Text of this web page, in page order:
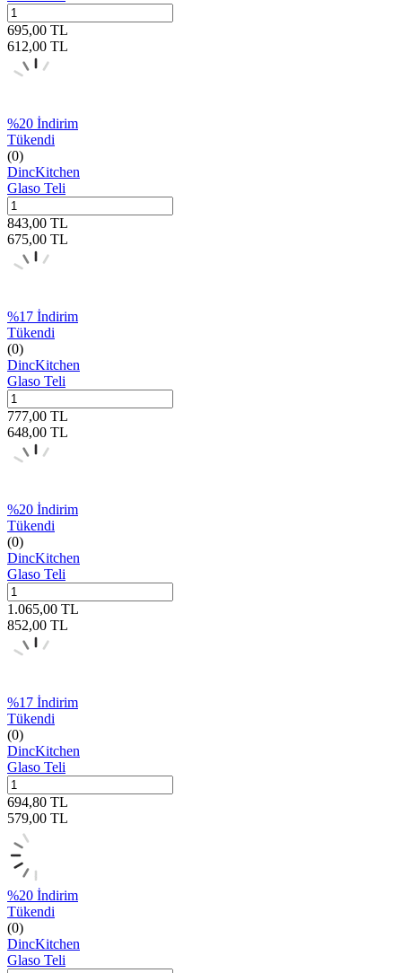
695,00 TL
612,00 TL
%20 İndirim
Tükendi
(0)
DincKitchen
Glaso Teli
843,00 TL
675,00 TL
%17 İndirim
Tükendi
(0)
DincKitchen
Glaso Teli
777,00 TL
648,00 TL
%20 İndirim
Tükendi
(0)
DincKitchen
Glaso Teli
1.065,00 TL
852,00 TL
%17 İndirim
Tükendi
(0)
DincKitchen
Glaso Teli
694,80 TL
579,00 TL
%20 İndirim
Tükendi
(0)
DincKitchen
Glaso Teli